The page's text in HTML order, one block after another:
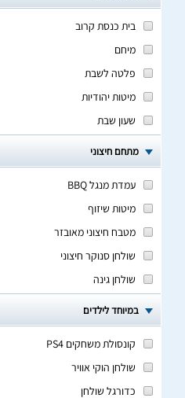
בית כנסת קרוב
מיחם
פלטה לשבת
מיטות יהודיות
שעון שבת
מתחם חיצוני
עמדת מנגל BBQ
מיטות שיזוף
מטבח חיצוני מאובזר
שולחן סנוקר חיצוני
שולחן גינה
במיוחד לילדים
קונסולת משחקים PS4
שולחן הוקי אוויר
כדורגל שולחן